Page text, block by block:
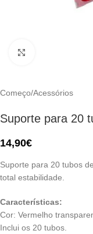
Começo/Acessórios
Suporte para 20
14,90€
Suporte para 20 tubos
total estabilidade.
Características:
Cor: Vermelho
Inclui os 20 tubos.